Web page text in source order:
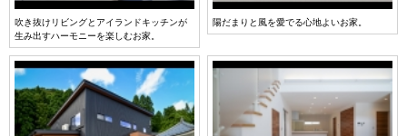
吹き抜けリビングとアイランドキッチンが
生み出すハーモニーを楽しむお家。
陽だまりと風を愛でる心地よいお家。